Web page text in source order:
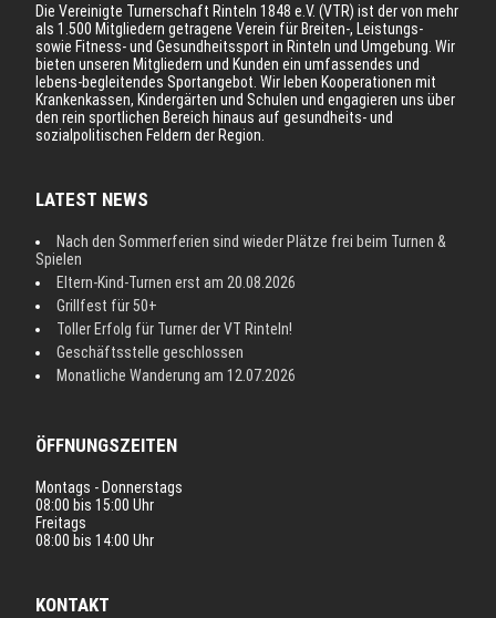
Die Vereinigte Turnerschaft Rinteln 1848 e.V. (VTR) ist der von mehr
als 1.500 Mitgliedern getragene Verein für Breiten-, Leistungs-
sowie Fitness- und Gesundheitssport in Rinteln und Umgebung. Wir
bieten unseren Mitgliedern und Kunden ein umfassendes und
lebens-begleitendes Sportangebot. Wir leben Kooperationen mit
Krankenkassen, Kindergärten und Schulen und engagieren uns über
den rein sportlichen Bereich hinaus auf gesundheits- und
sozialpolitischen Feldern der Region.
LATEST NEWS
Nach den Sommerferien sind wieder Plätze frei beim Turnen &
Spielen
Eltern-Kind-Turnen erst am 20.08.2026
Grillfest für 50+
Toller Erfolg für Turner der VT Rinteln!
Geschäftsstelle geschlossen
Monatliche Wanderung am 12.07.2026
ÖFFNUNGSZEITEN
Montags - Donnerstags
08:00 bis 15:00 Uhr
Freitags
08:00 bis 14:00 Uhr
KONTAKT